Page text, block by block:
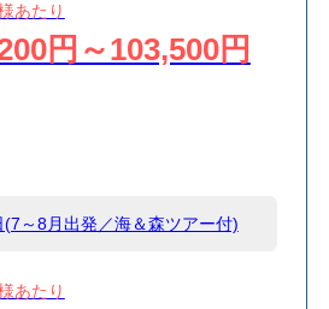
あたり
円～103,500円
ー詳細へ
(7～8月出発／海＆森ツアー付)
あたり